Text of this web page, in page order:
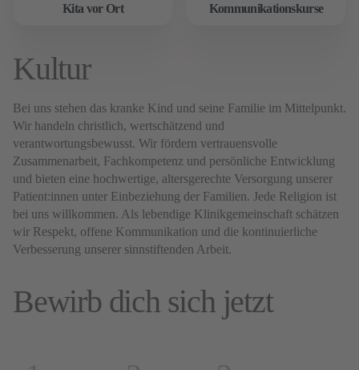
Kita vor Ort Kommunikationskurse
Kultur
Bei uns stehen das kranke Kind und seine Familie im Mittelpunkt.
Wir handeln christlich, wertschätzend und
verantwortungsbewusst. Wir fördern vertrauensvolle
Zusammenarbeit, Fachkompetenz und persönliche Entwicklung
und bieten eine hochwertige, altersgerechte Versorgung unserer
Patient:innen unter Einbeziehung der Familien. Jede Religion ist
bei uns willkommen. Als lebendige Klinikgemeinschaft schätzen
wir Respekt, offene Kommunikation und die kontinuierliche
Verbesserung unserer sinnstiftenden Arbeit.
Bewirb dich sich jetzt